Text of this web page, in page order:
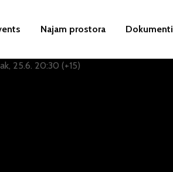
Najam prostora Dokumenti